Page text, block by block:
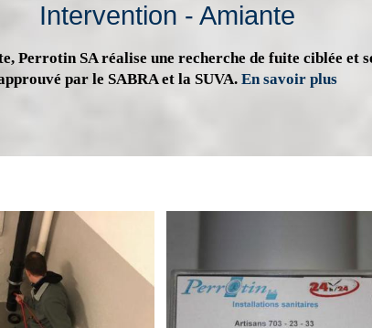
Intervention - Amiante
Perrotin SA réalise une recherche de fuite ciblée et
par le SABRA et la SUVA. En savoir plus